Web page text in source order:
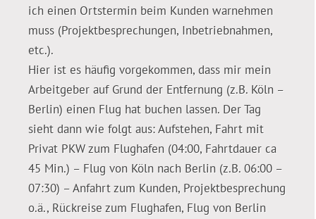
ich einen Ortstermin beim Kunden warnehmen
muss (Projektbesprechungen, Inbetriebnahmen,
etc.).
Hier ist es häufig vorgekommen, dass mir mein
Arbeitgeber auf Grund der Entfernung (z.B. Köln –
Berlin) einen Flug hat buchen lassen. Der Tag
sieht dann wie folgt aus: Aufstehen, Fahrt mit
Privat PKW zum Flughafen (04:00, Fahrtdauer ca
45 Min.) – Flug von Köln nach Berlin (z.B. 06:00 –
07:30) – Anfahrt zum Kunden, Projektbesprechung
o.ä., Rückreise zum Flughafen, Flug von Berlin